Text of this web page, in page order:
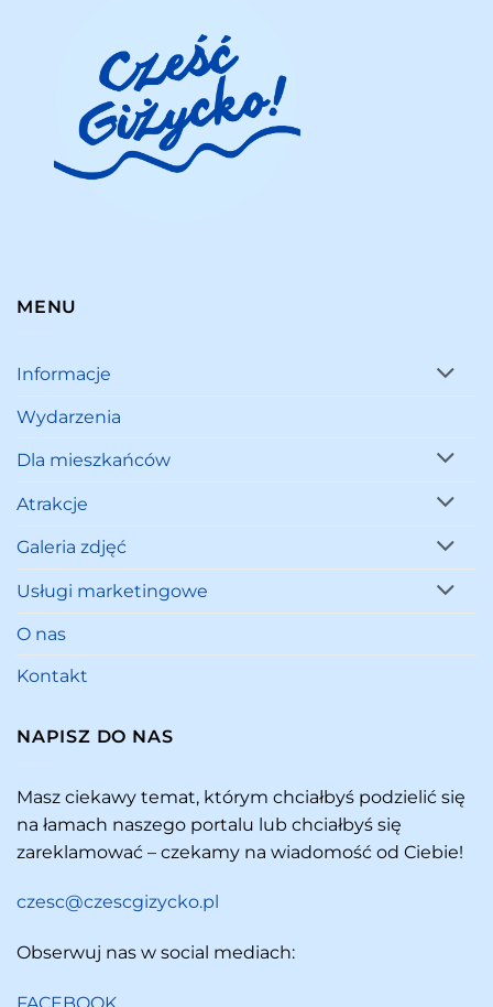
MENU
Informacje
Wydarzenia
Dla mieszkańców
Atrakcje
Galeria zdjęć
Usługi marketingowe
O nas
Kontakt
NAPISZ DO NAS
Masz ciekawy temat, którym chciałbyś podzielić się
na łamach naszego portalu lub chciałbyś się
zareklamować – czekamy na wiadomość od Ciebie!
czesc@czescgizycko.pl
Obserwuj nas w social mediach: